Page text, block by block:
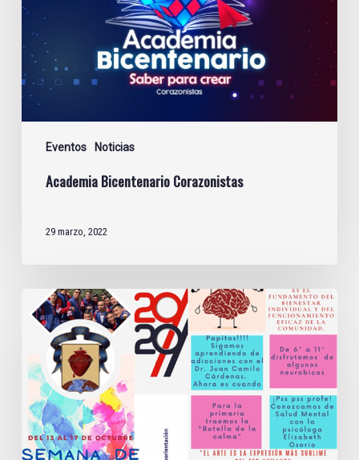
Eventos Noticias
Academia Bicentenario Corazonistas
29 marzo, 2022
Programación
Semana
salud
mental
Colegio
Seminario
Corazonista